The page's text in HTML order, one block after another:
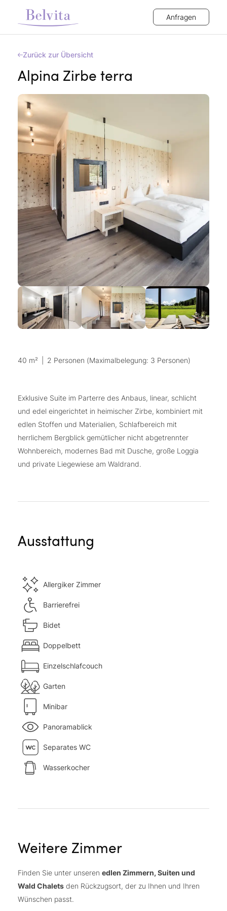
Anfragen
Zurück zur Übersicht
Alpina Zirbe terra
40 m² 2 Personen (Maximalbelegung: 3 Personen)
Exklusive Suite im Parterre des Anbaus, linear, schlicht
und edel eingerichtet in heimischer Zirbe, kombiniert mit
edlen Stoffen und Materialien, Schlafbereich mit
herrlichem Bergblick gemütlicher nicht abgetrennter
Wohnbereich, modernes Bad mit Dusche, große Loggia
und private Liegewiese am Waldrand.
Ausstattung
Allergiker Zimmer
Barrierefrei
Bidet
Doppelbett
Einzelschlafcouch
Garten
Minibar
Panoramablick
Separates WC
Wasserkocher
Weitere Zimmer
Finden Sie unter unseren edlen Zimmern, Suiten und
Wald Chalets den Rückzugsort, der zu Ihnen und Ihren
Wünschen passt.